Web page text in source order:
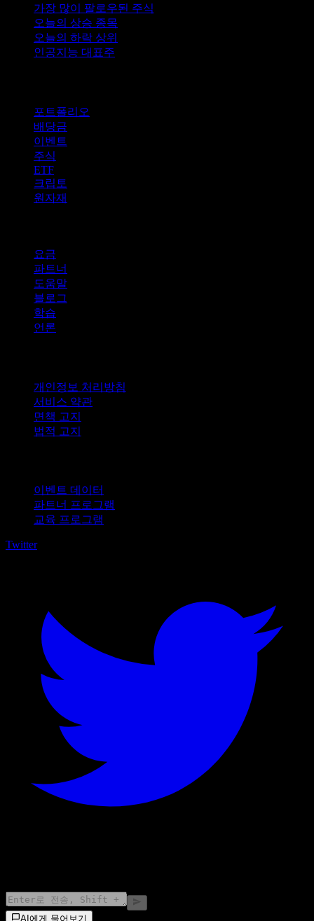
가장 많이 팔로우된 주식
오늘의 상승 종목
오늘의 하락 상위
인공지능 대표주
포트폴리오
배당금
이벤트
주식
ETF
크립토
원자재
요금
파트너
도움말
블로그
학습
언론
개인정보 처리방침
서비스 약관
면책 고지
법적 고지
이벤트 데이터
파트너 프로그램
교육 프로그램
Twitter
AI에게 물어보기